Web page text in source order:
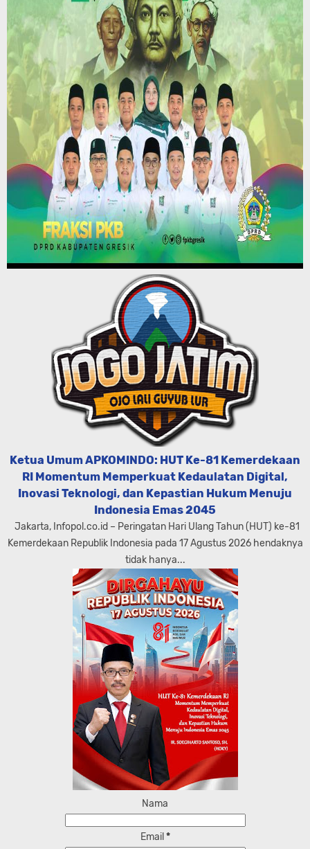
Ketua Umum APKOMINDO: HUT Ke-81 Kemerdekaan
RI Momentum Memperkuat Kedaulatan Digital,
Inovasi Teknologi, dan Kepastian Hukum Menuju
Indonesia Emas 2045
Jakarta, Infopol.co.id – Peringatan Hari Ulang Tahun (HUT) ke-81
Kemerdekaan Republik Indonesia pada 17 Agustus 2026 hendaknya
tidak hanya...
Nama
Email *